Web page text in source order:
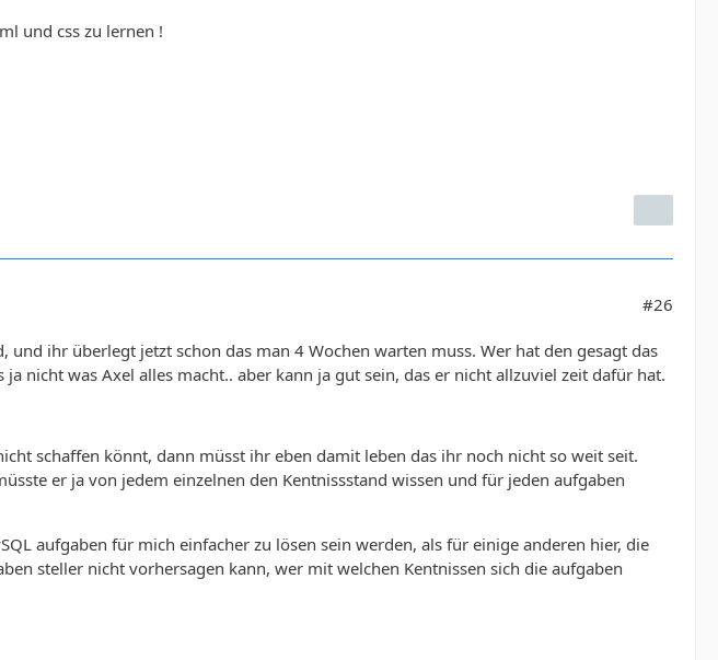
und css zu lernen !
#26
ihr überlegt jetzt schon das man 4 Wochen warten muss. Wer hat den gesagt das
nicht was Axel alles macht.. aber kann ja gut sein, das er nicht allzuviel zeit dafür hat.
schaffen könnt, dann müsst ihr eben damit leben das ihr noch nicht so weit seit.
er ja von jedem einzelnen den Kentnissstand wissen und für jeden aufgaben
aufgaben für mich einfacher zu lösen sein werden, als für einige anderen hier, die
steller nicht vorhersagen kann, wer mit welchen Kentnissen sich die aufgaben